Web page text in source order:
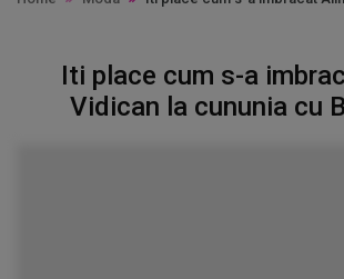
Iti place cum s-a
Vidican la cununia cu